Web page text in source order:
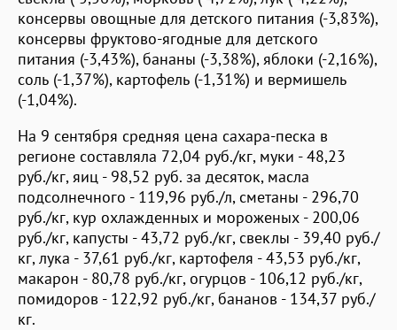
консервы овощные для детского питания (-3,83%),
консервы фруктово-ягодные для детского
питания (-3,43%), бананы (-3,38%), яблоки (-2,16%),
соль (-1,37%), картофель (-1,31%) и вермишель
(-1,04%).
На 9 сентября средняя цена сахара-песка в
регионе составляла 72,04 руб./кг, муки - 48,23
руб./кг, яиц - 98,52 руб. за десяток, масла
подсолнечного - 119,96 руб./л, сметаны - 296,70
руб./кг, кур охлажденных и мороженых - 200,06
руб./кг, капусты - 43,72 руб./кг, свеклы - 39,40 руб./
кг, лука - 37,61 руб./кг, картофеля - 43,53 руб./кг,
макарон - 80,78 руб./кг, огурцов - 106,12 руб./кг,
помидоров - 122,92 руб./кг, бананов - 134,37 руб./
кг.